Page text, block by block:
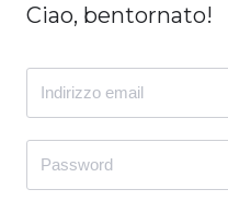
Ciao, bentornato!